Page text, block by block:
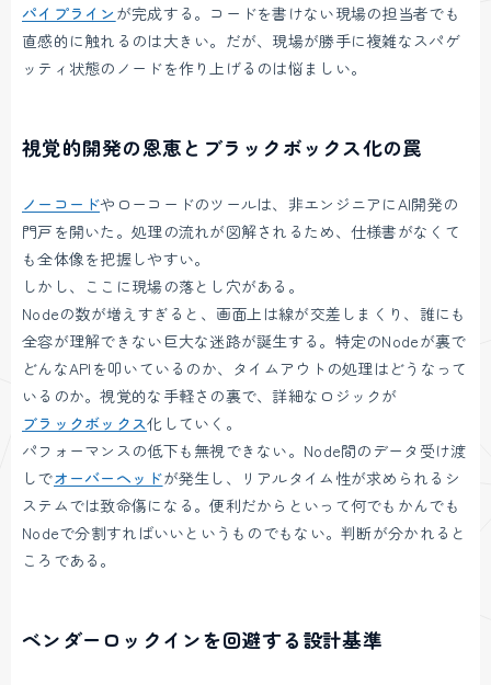
パイプライン が完成する。コードを書けない現場の担当者でも
直感的に触れるのは大きい。だが、現場が勝手に複雑なスパゲ
ッティ状態のノードを作り上げるのは悩ましい。
視覚的開発の恩恵とブラックボックス化の罠
ノーコードやローコードのツールは、非エンジニアにAI開発の
門戸を開いた。処理の流れが図解されるため、仕様書がなくて
も全体像を把握しやすい。
しかし、ここに現場の落とし穴がある。
Nodeの数が増えすぎると、画面上は線が交差しまくり、誰にも
全容が理解できない巨大な迷路が誕生する。特定のNodeが裏で
どんなAPIを叩いているのか、タイムアウトの処理はどうなって
いるのか。視覚的な手軽さの裏で、詳細なロジックが
ブラックボックス化していく。
パフォーマンスの低下も無視できない。Node間のデータ受け渡
しでオーバーヘッドが発生し、リアルタイム性が求められるシ
ステムでは致命傷になる。便利だからといって何でもかんでも
Nodeで分割すればいいというものでもない。判断が分かれると
ころである。
ベンダーロックインを回避する設計基準